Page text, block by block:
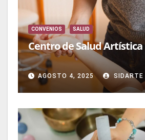
CONVENIOS SALUD
Centro de Salud Artística
AGOSTO 4, 2025 SIDARTE